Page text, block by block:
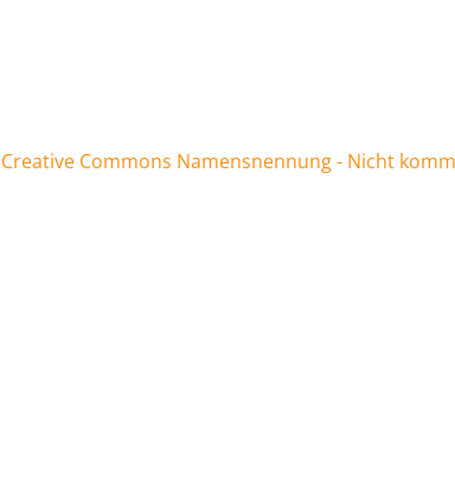
Creative Commons Namensnennung - Nicht